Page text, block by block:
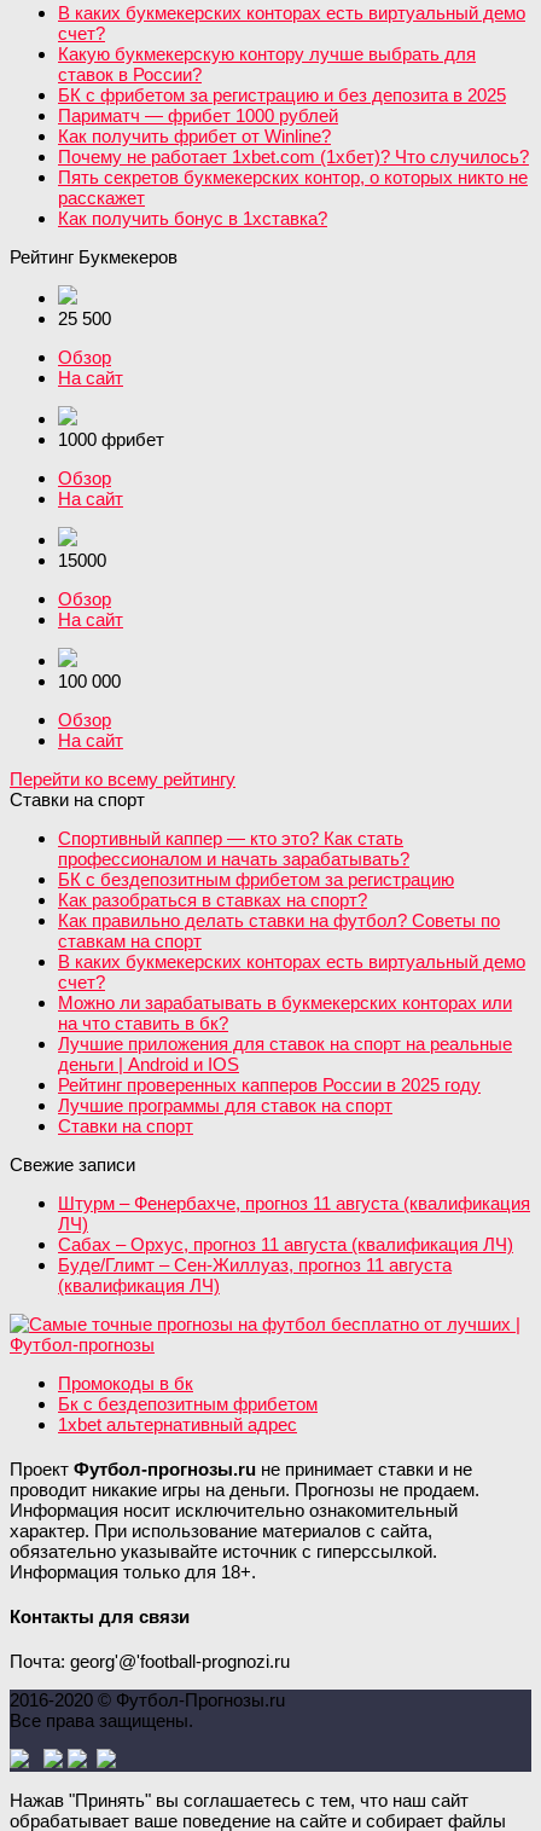
В каких букмекерских конторах есть виртуальный демо
счет?
Какую букмекерскую контору лучше выбрать для
ставок в России?
БК с фрибетом за регистрацию и без депозита в 2025
Париматч — фрибет 1000 рублей
Как получить фрибет от Winline?
Почему не работает 1xbet.com (1хбет)? Что случилось?
Пять секретов букмекерских контор, о которых никто не
расскажет
Как получить бонус в 1хставка?
Рейтинг Букмекеров
25 500
Обзор
На сайт
1000 фрибет
Обзор
На сайт
15000
Обзор
На сайт
100 000
Обзор
На сайт
Перейти ко всему рейтингу
Ставки на спорт
Спортивный каппер — кто это? Как стать
профессионалом и начать зарабатывать?
БК с бездепозитным фрибетом за регистрацию
Как разобраться в ставках на спорт?
Как правильно делать ставки на футбол? Советы по
ставкам на спорт
В каких букмекерских конторах есть виртуальный демо
счет?
Можно ли зарабатывать в букмекерских конторах или
на что ставить в бк?
Лучшие приложения для ставок на спорт на реальные
деньги | Android и IOS
Рейтинг проверенных капперов России в 2025 году
Лучшие программы для ставок на спорт
Ставки на спорт
Свежие записи
Штурм – Фенербахче, прогноз 11 августа (квалификация
ЛЧ)
Сабах – Орхус, прогноз 11 августа (квалификация ЛЧ)
Буде/Глимт – Сен-Жиллуаз, прогноз 11 августа
(квалификация ЛЧ)
Промокоды в бк
Бк с бездепозитным фрибетом
1xbet альтернативный адрес
Проект Футбол-прогнозы.ru не принимает ставки и не
проводит никакие игры на деньги. Прогнозы не продаем.
Информация носит исключительно ознакомительный
характер. При использование материалов с сайта,
обязательно указывайте источник с гиперссылкой.
Информация только для 18+.
Контакты для связи
Почта: georg'@'football-prognozi.ru
2016-2020 © Футбол-Прогнозы.ru
Все права защищены.
Нажав "Принять" вы соглашаетесь с тем, что наш сайт
обрабатывает ваше поведение на сайте и собирает файлы